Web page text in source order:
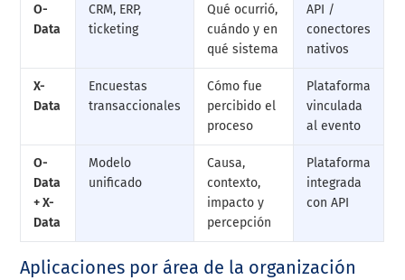
O-
Data
CRM, ERP,
ticketing
Qué ocurrió,
cuándo y en
qué sistema
API /
conectores
nativos
X-
Data
Encuestas
transaccionales
Cómo fue
percibido el
proceso
Plataforma
vinculada
al evento
O-
Data
+ X-
Data
Modelo
unificado
Causa,
contexto,
impacto y
percepción
Plataforma
integrada
con API
Aplicaciones por área de la organización